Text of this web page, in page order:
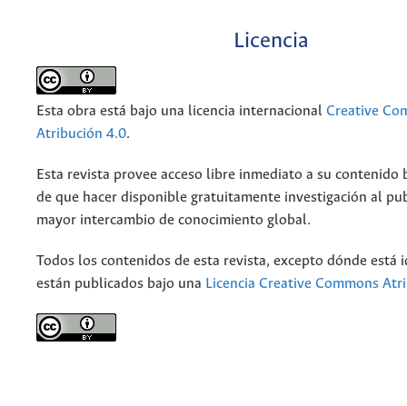
Licencia
Esta obra está bajo una licencia internacional Creative
Atribución 4.0.
Esta revista provee acceso libre inmediato a su contenido
de que hacer disponible gratuitamente investigación al
mayor intercambio de conocimiento global.
Todos los contenidos de esta revista, excepto dónde está
están publicados bajo una Licencia Creative Commons